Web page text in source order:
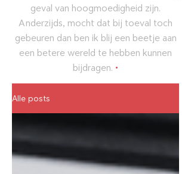
geval van hoogmoedigheid zijn.
Anderzijds, mocht dat bij toeval toch
gebeuren dan ben ik blij een beetje aan
een betere wereld te hebben kunnen
bijdragen. •
Alle posts